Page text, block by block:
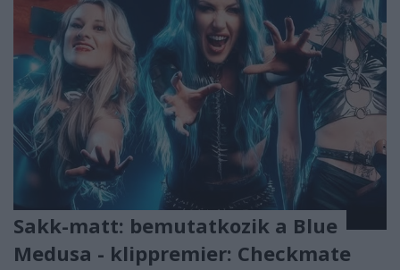
Sakk-matt: bemutatkozik a Blue
Medusa - klippremier: Checkmate